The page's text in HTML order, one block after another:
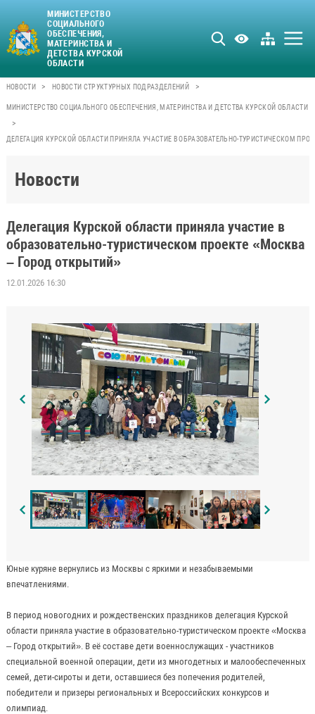
МИНИСТЕРСТВО
СОЦИАЛЬНОГО
ОБЕСПЕЧЕНИЯ,
МАТЕРИНСТВА И
ДЕТСТВА КУРСКОЙ
ОБЛАСТИ
НОВОСТИ > НОВОСТИ СТРУКТУРНЫХ ПОДРАЗДЕЛЕНИЙ >
МИНИСТЕРСТВО СОЦИАЛЬНОГО ОБЕСПЕЧЕНИЯ, МАТЕРИНСТВА И ДЕТСТВА КУРСКОЙ ОБЛАСТИ
>
ДЕЛЕГАЦИЯ КУРСКОЙ ОБЛАСТИ ПРИНЯЛА УЧАСТИЕ В ОБРАЗОВАТЕЛЬНО-ТУРИСТИЧЕСКОМ
Новости
Делегация Курской области приняла участие в
образовательно-туристическом проекте «Москва
– Город открытий»
12.01.2026 16:30
Юные куряне вернулись из Москвы с яркими и незабываемыми
впечатлениями.
В период новогодних и рождественских праздников делегация Курской
области приняла участие в образовательно-туристическом проекте «Москва
– Город открытий». В её составе дети военнослужащих - участников
специальной военной операции, дети из многодетных и малообеспеченных
семей, дети-сироты и дети, оставшиеся без попечения родителей,
победители и призеры региональных и Всероссийских конкурсов и
олимпиад.